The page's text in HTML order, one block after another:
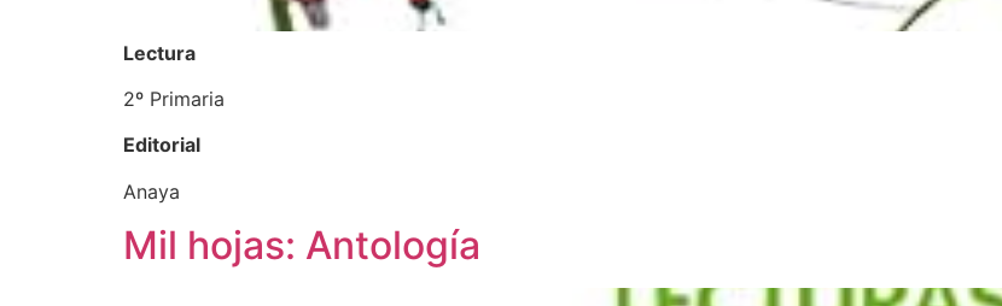
Lectura
2º Primaria
Editorial
Anaya
Mil hojas: Antología